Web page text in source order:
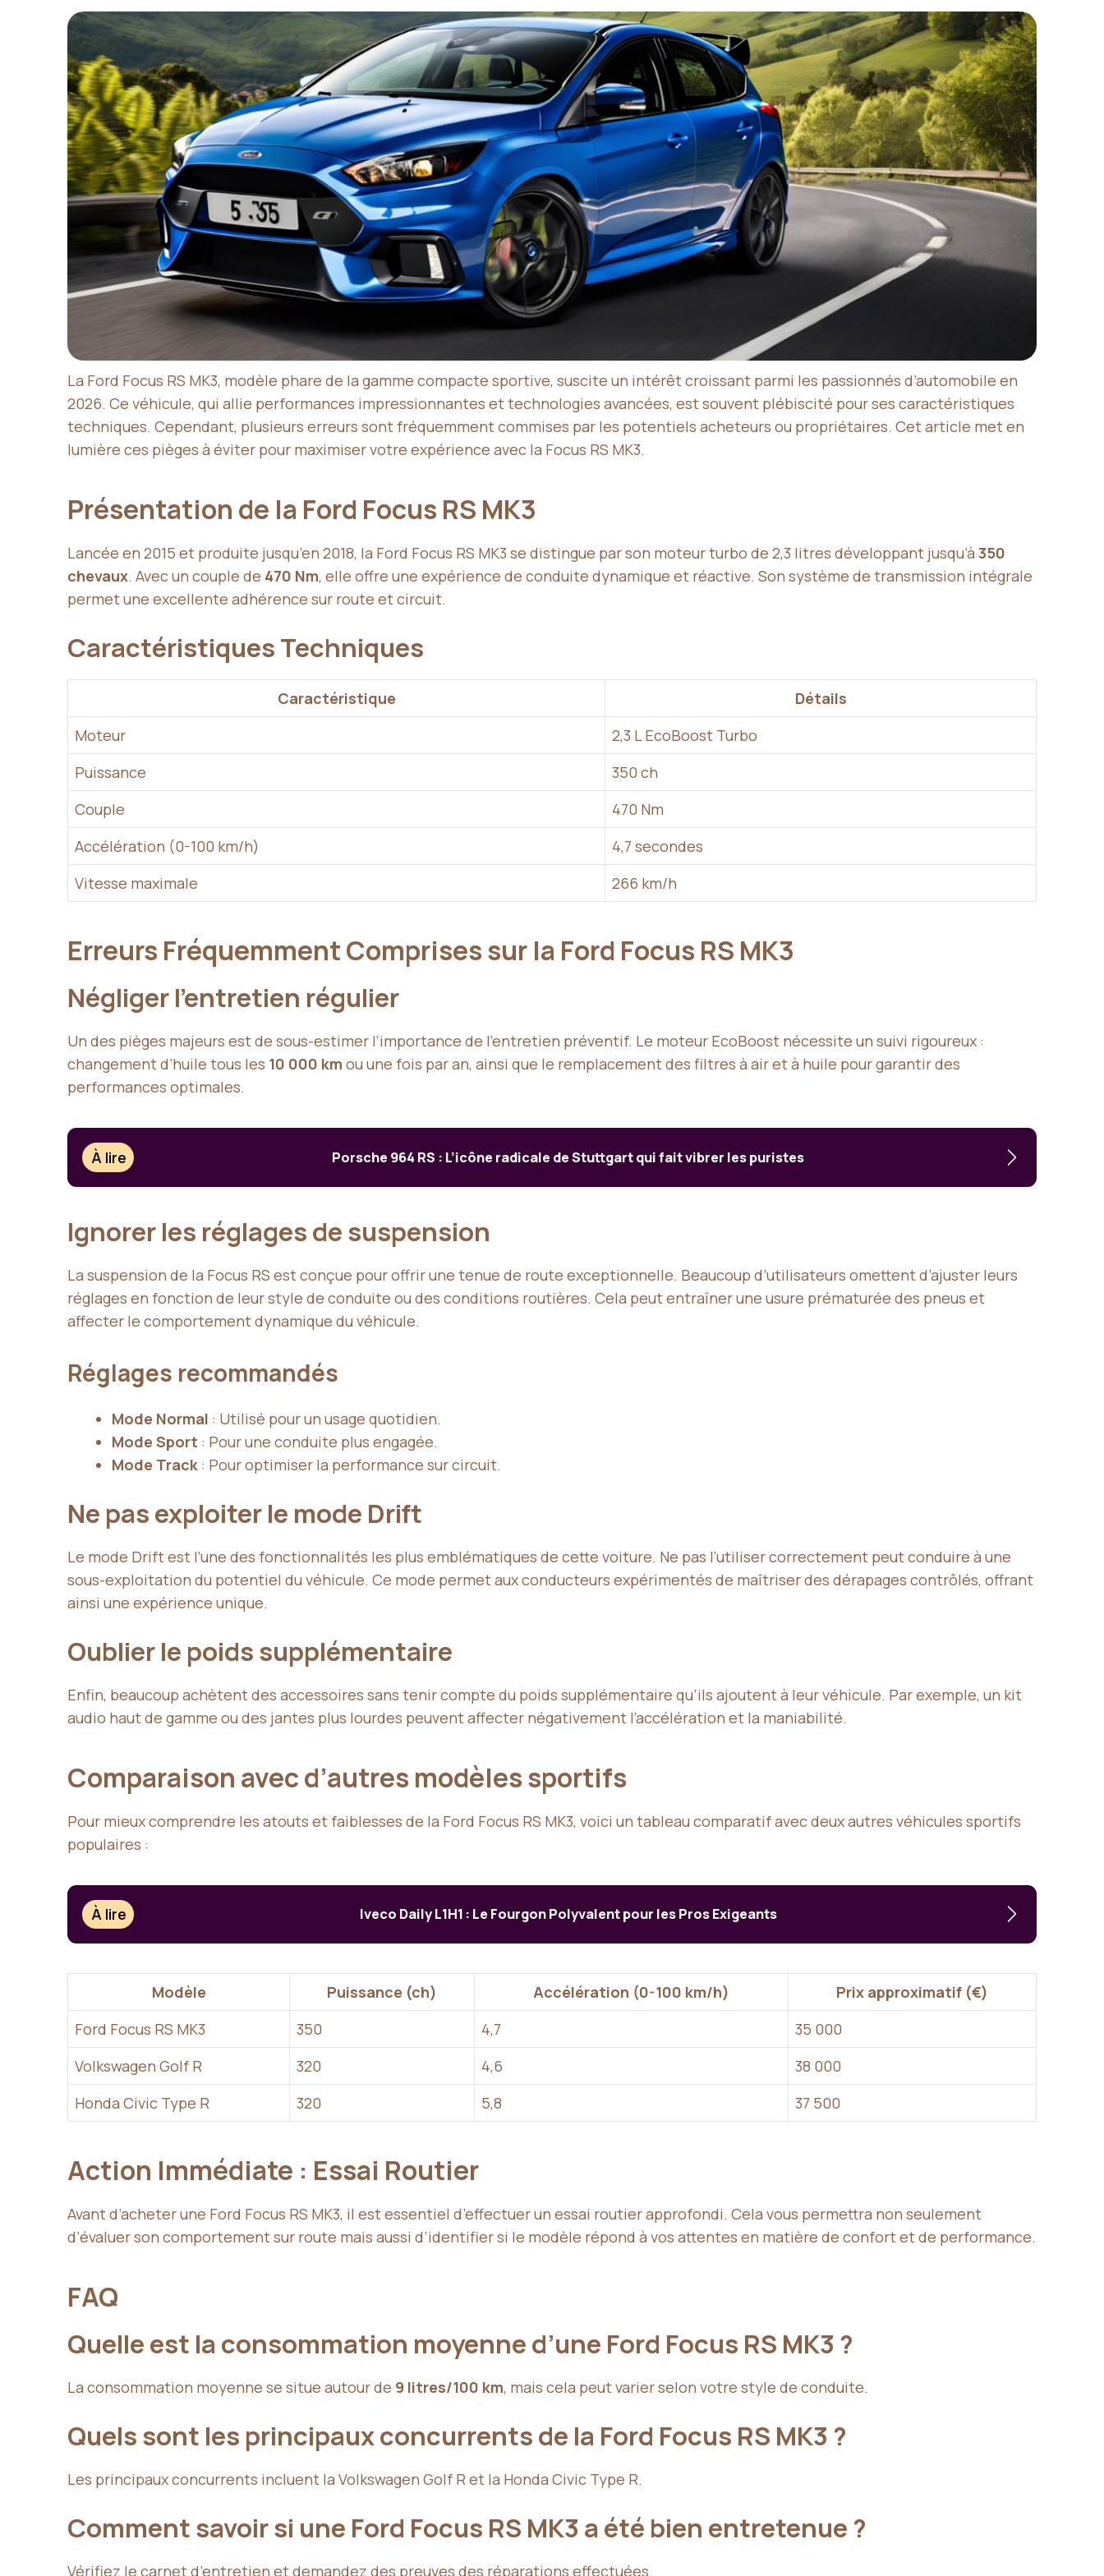
La Ford Focus RS MK3, modèle phare de la gamme compacte sportive, suscite un intérêt croissant parmi les passionnés d’automobile en
2026. Ce véhicule, qui allie performances impressionnantes et technologies avancées, est souvent plébiscité pour ses caractéristiques
techniques. Cependant, plusieurs erreurs sont fréquemment commises par les potentiels acheteurs ou propriétaires. Cet article met en
lumière ces pièges à éviter pour maximiser votre expérience avec la Focus RS MK3.
Présentation de la Ford Focus RS MK3
Lancée en 2015 et produite jusqu’en 2018, la Ford Focus RS MK3 se distingue par son moteur turbo de 2,3 litres développant jusqu’à 350
chevaux. Avec un couple de 470 Nm, elle offre une expérience de conduite dynamique et réactive. Son système de transmission intégrale
permet une excellente adhérence sur route et circuit.
Caractéristiques Techniques
Caractéristique
Détails
Moteur
2,3 L EcoBoost Turbo
Puissance
350 ch
Couple
470 Nm
Accélération (0-100 km/h)
4,7 secondes
Vitesse maximale
266 km/h
Erreurs Fréquemment Comprises sur la Ford Focus RS MK3
Négliger l’entretien régulier
Un des pièges majeurs est de sous-estimer l’importance de l’entretien préventif. Le moteur EcoBoost nécessite un suivi rigoureux :
changement d’huile tous les 10 000 km ou une fois par an, ainsi que le remplacement des filtres à air et à huile pour garantir des
performances optimales.
À lire Porsche 964 RS : L’icône radicale de Stuttgart qui fait vibrer les puristes
Ignorer les réglages de suspension
La suspension de la Focus RS est conçue pour offrir une tenue de route exceptionnelle. Beaucoup d’utilisateurs omettent d’ajuster leurs
réglages en fonction de leur style de conduite ou des conditions routières. Cela peut entraîner une usure prématurée des pneus et
affecter le comportement dynamique du véhicule.
Réglages recommandés
Mode Normal : Utilisé pour un usage quotidien.
Mode Sport : Pour une conduite plus engagée.
Mode Track : Pour optimiser la performance sur circuit.
Ne pas exploiter le mode Drift
Le mode Drift est l’une des fonctionnalités les plus emblématiques de cette voiture. Ne pas l’utiliser correctement peut conduire à une
sous-exploitation du potentiel du véhicule. Ce mode permet aux conducteurs expérimentés de maîtriser des dérapages contrôlés, offrant
ainsi une expérience unique.
Oublier le poids supplémentaire
Enfin, beaucoup achètent des accessoires sans tenir compte du poids supplémentaire qu’ils ajoutent à leur véhicule. Par exemple, un kit
audio haut de gamme ou des jantes plus lourdes peuvent affecter négativement l’accélération et la maniabilité.
Comparaison avec d’autres modèles sportifs
Pour mieux comprendre les atouts et faiblesses de la Ford Focus RS MK3, voici un tableau comparatif avec deux autres véhicules sportifs
populaires :
À lire Iveco Daily L1H1 : Le Fourgon Polyvalent pour les Pros Exigeants
Modèle Puissance (ch) Accélération (0-100 km/h)
Prix approximatif (€)
Ford Focus RS MK3
350 4,7
35 000
Volkswagen Golf R
320 4,6
38 000
Honda Civic Type R
320 5,8 37 500
Action Immédiate : Essai Routier
Avant d’acheter une Ford Focus RS MK3, il est essentiel d’effectuer un essai routier approfondi. Cela vous permettra non seulement
d’évaluer son comportement sur route mais aussi d’identifier si le modèle répond à vos attentes en matière de confort et de performance.
FAQ
Quelle est la consommation moyenne d’une Ford Focus RS MK3 ?
La consommation moyenne se situe autour de 9 litres/100 km, mais cela peut varier selon votre style de conduite.
Quels sont les principaux concurrents de la Ford Focus RS MK3 ?
Les principaux concurrents incluent la Volkswagen Golf R et la Honda Civic Type R.
Comment savoir si une Ford Focus RS MK3 a été bien entretenue ?
Vérifiez le carnet d’entretien et demandez des preuves des réparations effectuées.